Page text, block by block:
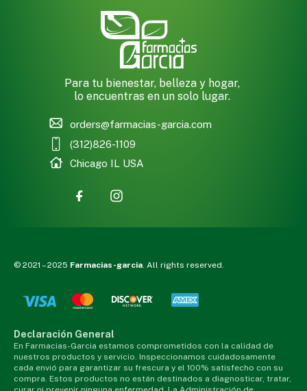
Para tu bienestar, belleza y hogar,
lo encuentras en un solo lugar.
orders@farmacias-garcia.com
(312)826-1109
Chicago IL USA
© 2021 – 2025 Farmacias-garcia . All rights reserved.
Declaración General
En Farmacias-Garcia estamos comprometidos con la calidad de
nuestros productos y servicio. Inspeccionamos cuidadosamente
cada envió para garantizar su frescura y el 100% satisfecho con su
compra. Estos productos no están destinados a diagnosticar, tratar,